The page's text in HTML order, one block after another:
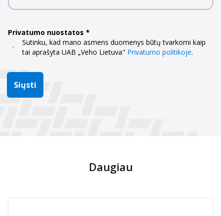
Privatumo nuostatos
Sutinku, kad mano asmens duomenys būtų tvarkomi kaip
tai aprašyta UAB „Veho Lietuva" Privatumo politikoje.
Siųsti
Daugiau